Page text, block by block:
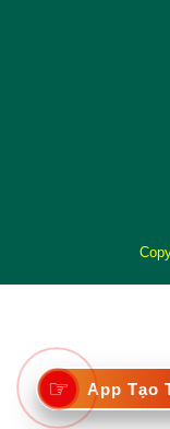
☞ App Tạo